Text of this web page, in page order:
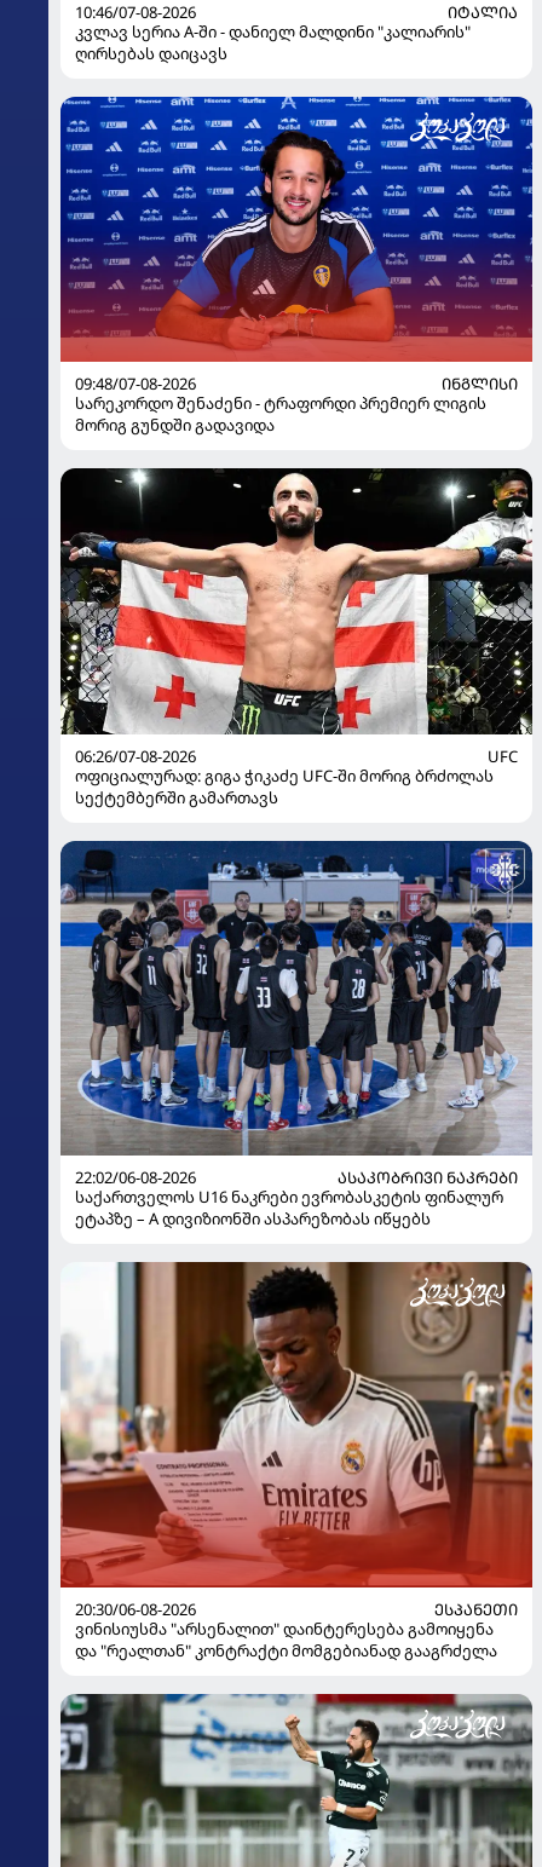
10:46/07-08-2026
ᲘᲢᲐᲚᲘᲐ
კვლავ სერია A-ში - დანიელ მალდინი "კალიარის"
ღირსებას დაიცავს
09:48/07-08-2026
ᲘᲜᲒᲚᲘᲡᲘ
სარეკორდო შენაძენი - ტრაფორდი პრემიერ ლიგის
მორიგ გუნდში გადავიდა
06:26/07-08-2026
UFC
ოფიციალურად: გიგა ჭიკაძე UFC-ში მორიგ ბრძოლას
სექტემბერში გამართავს
22:02/06-08-2026
ᲐᲡᲐᲙᲝᲑᲠᲘᲕᲘ ᲜᲐᲙᲠᲔᲑᲘ
საქართველოს U16 ნაკრები ევრობასკეტის ფინალურ
ეტაპზე – A დივიზიონში ასპარეზობას იწყებს
20:30/06-08-2026
ᲔᲡᲞᲐᲜᲔᲗᲘ
ვინისიუსმა "არსენალით" დაინტერესება გამოიყენა
და "რეალთან" კონტრაქტი მომგებიანად გააგრძელა